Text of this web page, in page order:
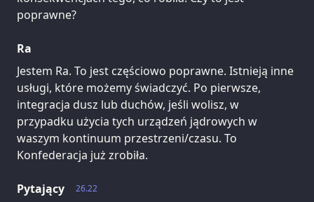
poprawne?
Ra
Jestem Ra. To jest częściowo poprawne. Istnieją inne
usługi, które możemy świadczyć. Po pierwsze,
integracja dusz lub duchów, jeśli wolisz, w
przypadku użycia tych urządzeń jądrowych w
waszym kontinuum przestrzeni/czasu. To
Konfederacja już zrobiła.
26.22
Pytający